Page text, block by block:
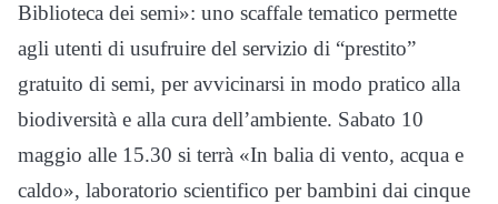
Biblioteca dei semi»: uno scaffale tematico permette
agli utenti di usufruire del servizio di “prestito”
gratuito di semi, per avvicinarsi in modo pratico alla
biodiversità e alla cura dell’ambiente. Sabato 10
maggio alle 15.30 si terrà «In balia di vento, acqua e
caldo», laboratorio scientifico per bambini dai cinque